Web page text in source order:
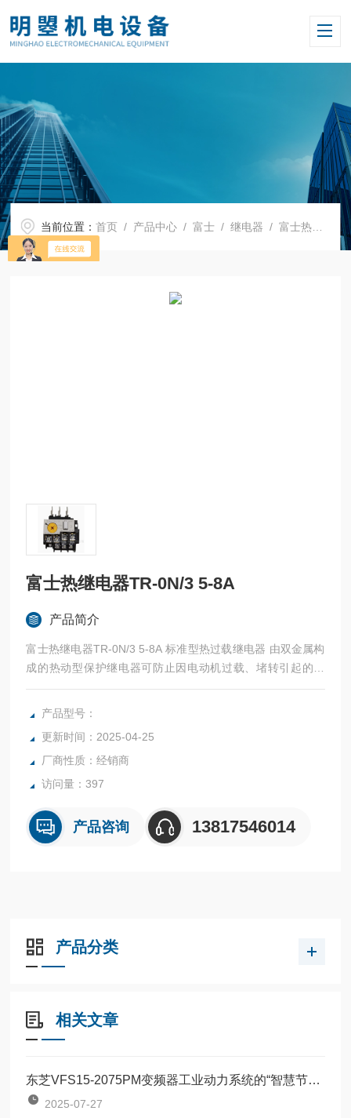
当前位置：首页 / 产品中心 /富士 /继电器 / 富士热继电器TR-0N/3 5-8A
富士热继电器TR-0N/3 5-8A
产品简介
富士热继电器TR-0N/3 5-8A 标准型热过载继电器 由双金属构
成的热动型保护继电器可防止因电动机过载、堵转引起的烧
损。采用了1NO +1NC高可靠性接触的独立辅助触头，NO、N
C两触头可同时在不同电压下工作。
产品型号：
更新时间：2025-04-25
厂商性质：经销商
访问量：397
产品咨询 13817546014
产品分类
相关文章
东芝VFS15-2075PM变频器工业动力系统的“智慧节能引擎”
2025-07-27